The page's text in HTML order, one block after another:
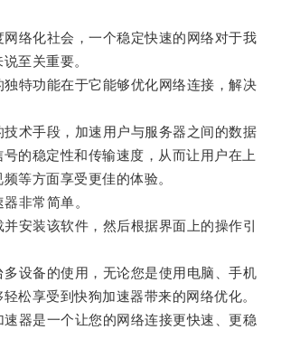
化社会，一个稳定快速的网络对于我
至关重要。
功能在于它能够优化网络连接，解决
手段，加速用户与服务器之间的数据
的稳定性和传输速度，从而让用户在上
等方面享受更佳的体验。
非常简单。
装该软件，然后根据界面上的操作引
备的使用，无论您是使用电脑、手机
松享受到快狗加速器带来的网络优化。
是一个让您的网络连接更快速、更稳